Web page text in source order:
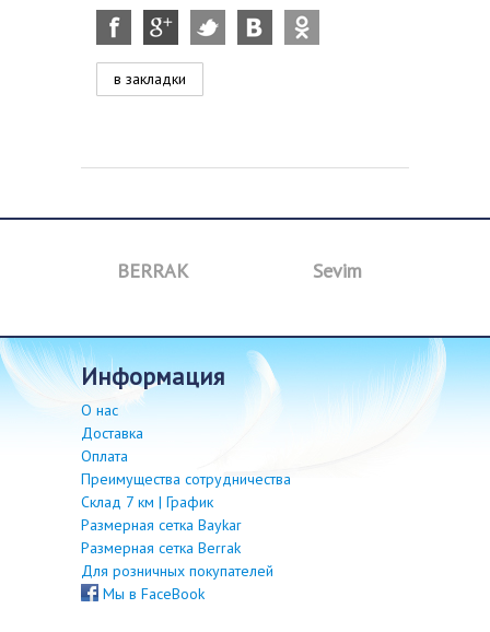
в закладки
BERRAK Sevim
информация
О нас
Доставка
Оплата
Преимущества сотрудничества
Склад 7 км | График
Размерная сетка Baykar
Размерная сетка Berrak
Для розничных покупателей
Мы в FaceBook